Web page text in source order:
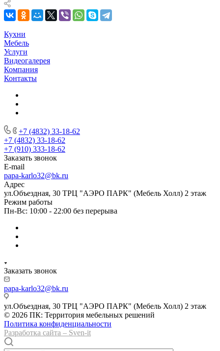
Кухни
Мебель
Услуги
Видеогалерея
Компания
Контакты
+7 (4832) 33-18-62
+7 (4832) 33-18-62
+7 (910) 333-18-62
Заказать звонок
E-mail
papa-karlo32@bk.ru
Адрес
ул.Объездная, 30 ТРЦ "АЭРО ПАРК" (Мебель Холл) 2 этаж
Режим работы
Пн-Вс: 10:00 - 22:00 без перерыва
Заказать звонок
papa-karlo32@bk.ru
ул.Объездная, 30 ТРЦ "АЭРО ПАРК" (Мебель Холл) 2 этаж
© 2026 ПК: Территория мебельных решений
Политика конфиденциальности
Разработка сайта – Sven-it